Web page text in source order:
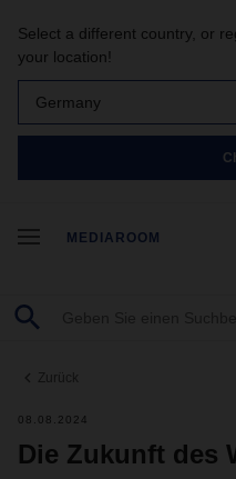
Select a different country, or
your location!
Germany
MEDIAROOM
Zurück
08.08.2024
Die Zukunft des